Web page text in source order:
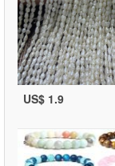
US$ 1.9